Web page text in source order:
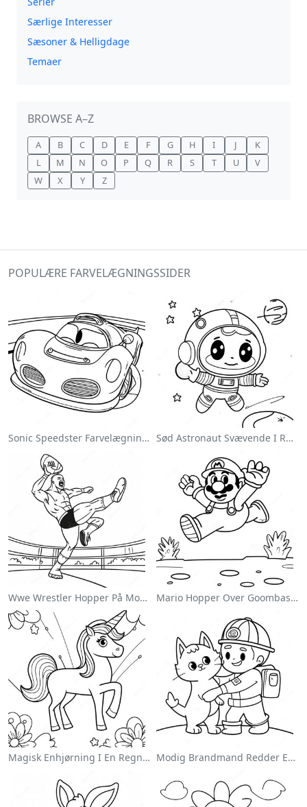
Særlige Interesser
Sæsoner & Helligdage
Temaer
BROWSE A–Z
A B C D E F G H I J
K
L
M N O P Q R S T U
V
W
X Y Z
POPULÆRE FARVELÆGNINGSSIDER
Sonic Speedster Farvelægningsside Sød Astronaut Svævende I Rummet Farvelægningsside
Wwe Wrestler Hopper På Modstander Farvelægningsside Mario Hopper Over Goombas Farvelægningsside
Magisk Enhjørning I En Regnbue Farvelægningsside Modig Brandmand Redder En Kat Farvelægningsside